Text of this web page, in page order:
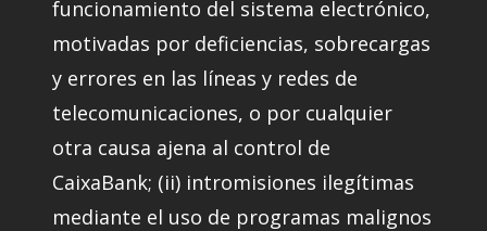
funcionamiento del sistema electrónico,
motivadas por deficiencias, sobrecargas
y errores en las líneas y redes de
telecomunicaciones, o por cualquier
otra causa ajena al control de
CaixaBank; (ii) intromisiones ilegítimas
mediante el uso de programas malignos